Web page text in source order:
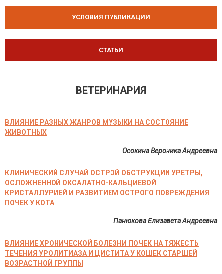
УСЛОВИЯ ПУБЛИКАЦИИ
СТАТЬИ
ВЕТЕРИНАРИЯ
ВЛИЯНИЕ РАЗНЫХ ЖАНРОВ МУЗЫКИ НА СОСТОЯНИЕ
ЖИВОТНЫХ
Осокина Вероника Андреевна
КЛИНИЧЕСКИЙ СЛУЧАЙ ОСТРОЙ ОБСТРУКЦИИ УРЕТРЫ,
ОСЛОЖНЕННОЙ ОКСАЛАТНО-КАЛЬЦИЕВОЙ
КРИСТАЛЛУРИЕЙ И РАЗВИТИЕМ ОСТРОГО ПОВРЕЖДЕНИЯ
ПОЧЕК У КОТА
Панюкова Елизавета Андреевна
ВЛИЯНИЕ ХРОНИЧЕСКОЙ БОЛЕЗНИ ПОЧЕК НА ТЯЖЕСТЬ
ТЕЧЕНИЯ УРОЛИТИАЗА И ЦИСТИТА У КОШЕК СТАРШЕЙ
ВОЗРАСТНОЙ ГРУППЫ